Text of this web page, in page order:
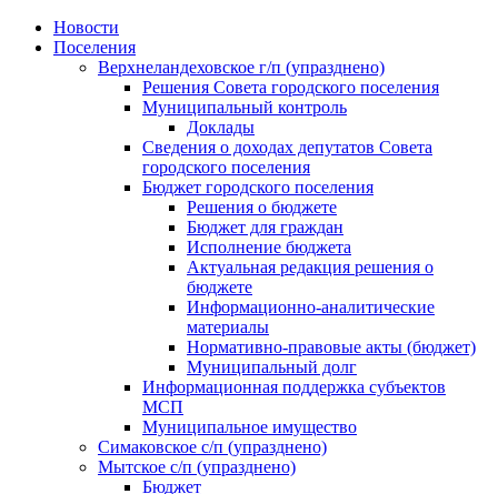
Skip
Новости
Поселения
Верхнеландеховское г/п (упразднено)
Решения Совета городского поселения
Муниципальный контроль
Доклады
Сведения о доходах депутатов Совета
городского поселения
Бюджет городского поселения
Решения о бюджете
Бюджет для граждан
Исполнение бюджета
Актуальная редакция решения о
бюджете
Информационно-аналитические
материалы
Нормативно-правовые акты (бюджет)
Муниципальный долг
Информационная поддержка субъектов
МСП
Муниципальное имущество
Симаковское с/п (упразднено)
Мытское с/п (упразднено)
Бюджет